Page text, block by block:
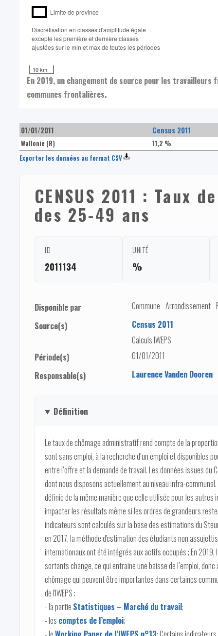
Limite de province
Discrétisation en classes d'amplitude égale​
excepté les première et dernière classes
ajustées sur le min et max de toutes les périodes
10 km
En 2019, un changement de source pour les
communes frontalières.
01/01/2011 Census 2011
Wallonie (R)
11,2 %
Exporter les données au format CSV
CENSUS 2011 : Taux
des 25-49 ans
ID
2011134
UNITÉ
%
Disponible par
Commune - Arrondissement -
Source(s)
Census 2011
Calculs IWEPS
Période(s)
01/01/2011
Responsable(s)
Laurence Vanden Dooren
Définition
Le taux de chômage administratif rend compte de la
sont sans emploi, à la recherche d’un emploi et disponibles
entre l’offre et la demande de travail. Les données issues
dont nous disposons actuellement au niveau infra-
définie de la même manière que celle utilisée pour les autres
impacter les résultats même si les ordres de grandeurs
indicateurs sont calculés sur la base des estimations du
en 2017, la méthode d'estimation des étudiants non
internationaux ont été intégrés aux actifs occupés ; En
sortants change, ce qui entraine une baisse de l’emploi,
chômage qui peuvent être importantes dans certaines
de l'IWEPS :
- la partie Statistiques – Marché du travail;
- les comptes de l’emploi;